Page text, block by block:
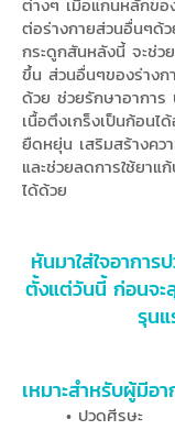
ต่อร่างกายส่วนอื่นๆด้
กระดูกสันหลังนี้ จะช่ว
ขึ้น ส่วนอื่นๆของร่างก
ด้วย ช่วยรักษาอากา
เนื้อตึงเกร็งเป็นก้อนไ
ยืดหยุ่น เสริมสร้างคว
และช่วยลดการใช้ยาแ
ได้ด้วย
หันมาใส่ใจอากา
ตั้งแต่วันนี้ ก่อนจะ
รุน
เหมาะสำหรับผู้มีอา
• ปวดศีรษะ